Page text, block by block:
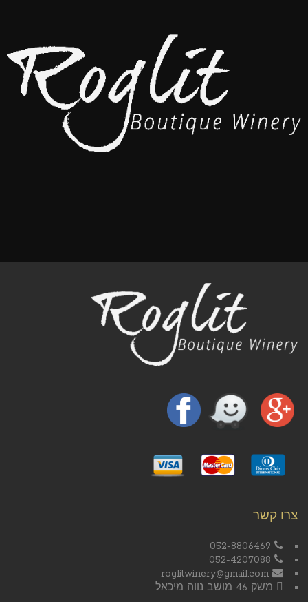
צרו קשר
roglitwinery@gmail.com
משק 46 מושב נווה מיכאל